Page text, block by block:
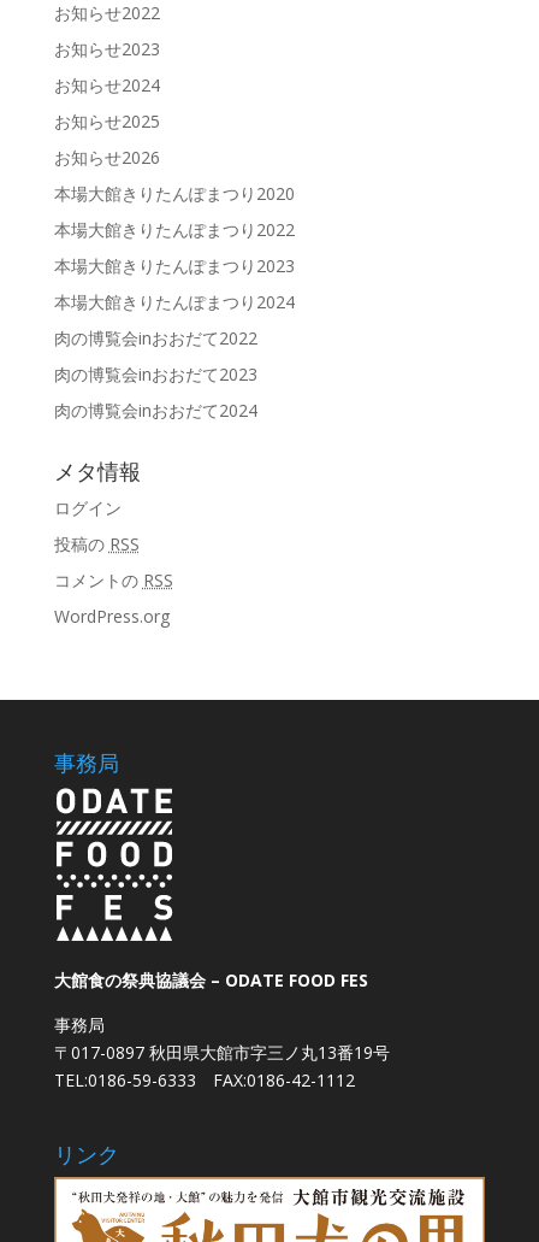
お知らせ2022
お知らせ2023
お知らせ2024
お知らせ2025
お知らせ2026
本場大館きりたんぽまつり2020
本場大館きりたんぽまつり2022
本場大館きりたんぽまつり2023
本場大館きりたんぽまつり2024
肉の博覧会inおおだて2022
肉の博覧会inおおだて2023
肉の博覧会inおおだて2024
メタ情報
ログイン
投稿の RSS
コメントの RSS
WordPress.org
事務局
大館食の祭典協議会 – ODATE FOOD FES
事務局
〒017-0897 秋田県大館市字三ノ丸13番19号
TEL:0186-59-6333 FAX:0186-42-1112
リンク